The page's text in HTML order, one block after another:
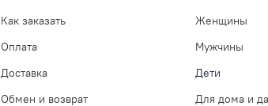
Как заказать
Оплата
Доставка
Обмен и возврат
Женщины
Мужчины
Дети
Для дома и